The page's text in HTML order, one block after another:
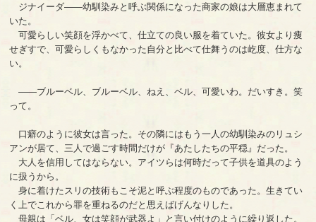
ジナイーダ――幼馴染みと呼ぶ関係になった商家の娘は大層恵まれて
いた。
可愛らしい笑顔を浮かべて、仕立ての良い服を着ていた。彼女より痩
せぎすで、可愛らしくもなかった自分と比べて仕舞うのは屹度、仕方な
い。
――ブルーベル、ブルーベル、ねえ、ベル、可愛いわ。だいすき。笑
って。
口癖のように彼女は言った。その隣にはもう一人の幼馴染みのリュシ
アンが居て、三人で過ごす時間だけが『あたしたちの平穏』だった。
大人を信用してはならない。アイツらは何時だって子供を道具のよう
に扱うから。
身に着けたスリの技術もこそ泥と呼ぶ程度のものであった。生きてい
く上でこれから罪を重ねるのだと思えばげんなりした。
母親は「ベル、女は笑顔が武器よ」と言い付けのように繰り返した。